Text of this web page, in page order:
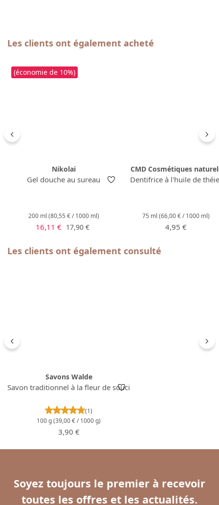
Ignorer la galerie de produits
Les clients ont également acheté
(économie de 10%)
Nikolai
Gel douche au sureau
200 ml (80,55 € / 1000 ml)
Prix de vente :
16,11 € Prix régulier :
17,90 €
CMD Cosmétiques
Dentifrice à l'huile de
75 ml (66,00 € / 1000 ml)
Prix régulier :
4,95 €
Ignorer la galerie de produits
Les clients ont également consulté
Savons Walde
Savon traditionnel à la fleur de souci
Note moyenne de 5 sur 5 étoiles
(1)
100 g(39,00 € / 1000 g)
Prix régulier :
3,90 €
Soyez toujours le premier à recevoir
toutes les offres et les actualités.